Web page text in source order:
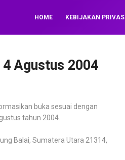
HOME KEBIJAKAN PRIVASI
Agustus 2004
buka sesuai dengan
tahun 2004.
Balai, Sumatera Utara 21314,